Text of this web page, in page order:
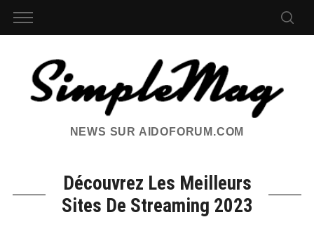
NEWS SUR AIDOFORUM.COM
Découvrez Les Meilleurs
Sites De Streaming 2023